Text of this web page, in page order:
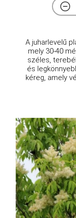
A juharlevelű
mely 30-40
széles,
és
kéreg, amely